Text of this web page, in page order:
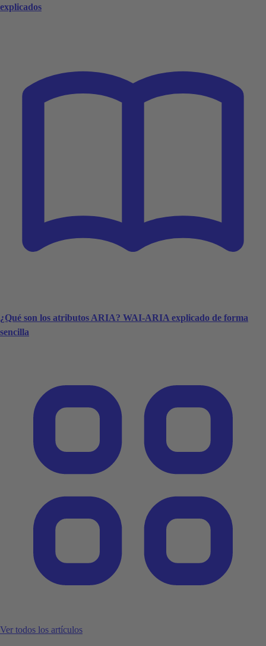
explicados
¿Qué son los atributos ARIA? WAI-ARIA explicado de forma
sencilla
Ver todos los artículos